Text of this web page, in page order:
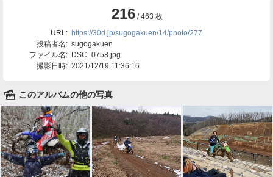
216/ 463 枚
URL: https://30d.jp/sugogakuen/14/photo/277
投稿者名: sugogakuen
ファイル名: DSC_0758.jpg
撮影日時: 2021/12/19 11:36:16
🌄 このアルバムの他の写真